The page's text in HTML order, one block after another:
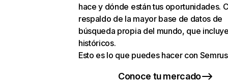
hace y dónde están tus oportunidades.
respaldo de la mayor base de datos de
búsqueda propia del mundo, que
históricos.
Esto es lo que puedes hacer con
Conoce tu mercado